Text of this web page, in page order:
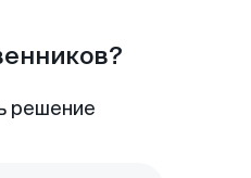
решение